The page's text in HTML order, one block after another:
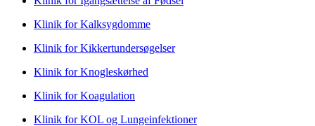
Klinik for Kalksygdomme
Klinik for Kikkertundersøgelser
Klinik for Knogleskørhed
Klinik for Koagulation
Klinik for KOL og Lungeinfektioner